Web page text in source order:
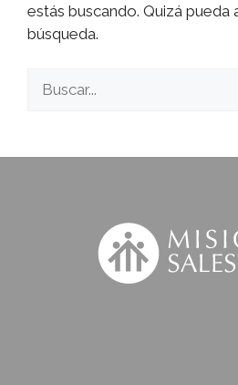
estás buscando. Quizá pueda
búsqueda.